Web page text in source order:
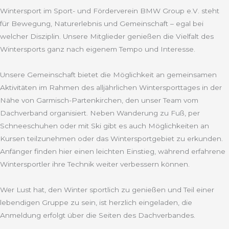
Wintersport im Sport- und Förderverein BMW Group e.V. steht
für Bewegung, Naturerlebnis und Gemeinschaft – egal bei
welcher Disziplin. Unsere Mitglieder genießen die Vielfalt des
Wintersports ganz nach eigenem Tempo und Interesse.
Unsere Gemeinschaft bietet die Möglichkeit an gemeinsamen
Aktivitäten im Rahmen des alljährlichen Wintersporttages in der
Nähe von Garmisch-Partenkirchen, den unser Team vom
Dachverband organisiert. Neben Wanderung zu Fuß, per
Schneeschuhen oder mit Ski gibt es auch Möglichkeiten an
Kursen teilzunehmen oder das Wintersportgebiet zu erkunden.
Anfänger finden hier einen leichten Einstieg, während erfahrene
Wintersportler ihre Technik weiter verbessern können.
Wer Lust hat, den Winter sportlich zu genießen und Teil einer
lebendigen Gruppe zu sein, ist herzlich eingeladen, die
Anmeldung erfolgt über die Seiten des Dachverbandes.